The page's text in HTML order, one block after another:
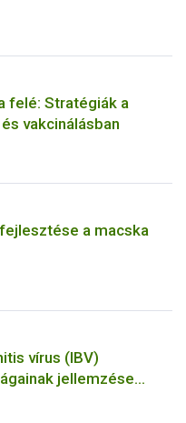
felé: Stratégiák a
vakcinálásban
a macska
vírus (IBV)
jellemzése
eszközökkel